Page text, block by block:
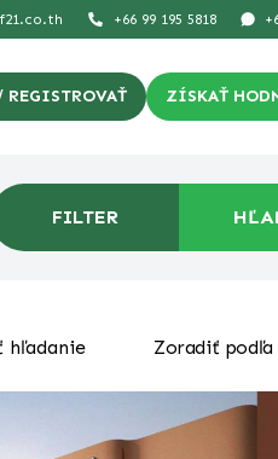
+66 99 195 5818
ZÍSKAŤ
FILTER
hľadanie